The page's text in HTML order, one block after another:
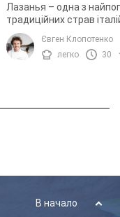
Лазанья – одна з
традиційних страв
її основі соковитий
багато сиру і ніжне
Євген Клопотенко
легко
30
В начало